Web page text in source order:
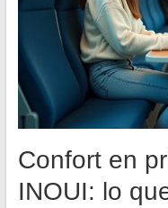
Confort en
INOUI: lo